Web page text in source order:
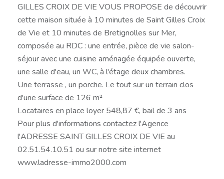
GILLES CROIX DE VIE VOUS PROPOSE de découvrir
cette maison située à 10 minutes de Saint Gilles Croix
de Vie et 10 minutes de Bretignolles sur Mer,
composée au RDC : une entrée, pièce de vie salon-
séjour avec une cuisine aménagée équipée ouverte,
une salle d'eau, un WC, à l'étage deux chambres.
Une terrasse , un porche. Le tout sur un terrain clos
d'une surface de 126 m²
Locataires en place loyer 548,87 €, bail de 3 ans
Pour plus d'informations contactez l'Agence
l'ADRESSE SAINT GILLES CROIX DE VIE au
02.51.54.10.51 ou sur notre site internet
www.ladresse-immo2000.com